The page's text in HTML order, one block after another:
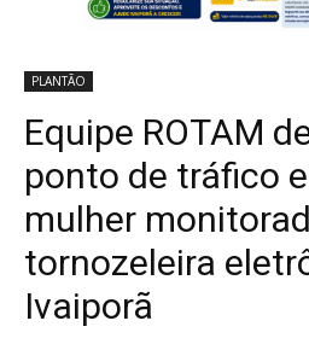
PLANTÃO
Equipe ROTAM
ponto de tráfico
mulher
tornozeleira
Ivaiporã